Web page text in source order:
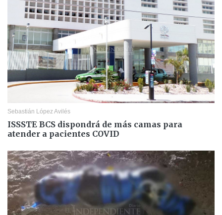
Sebastián López Avilés
ISSSTE BCS dispondrá de más camas para
atender a pacientes COVID